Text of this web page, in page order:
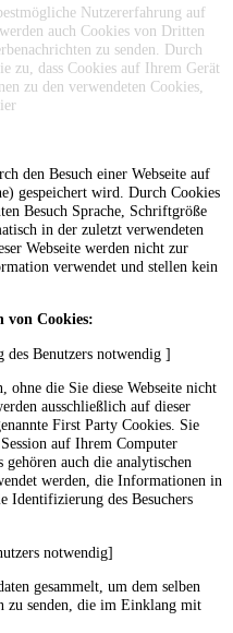
Nutzererfahrung auf
auch Cookies von Dritten
zu senden. Durch
zu, dass Cookies auf Ihrem Gerät
zu den verwendeten Cookies,
den Besuch einer Webseite auf
gespeichert wird. Durch Cookies
Besuch Sprache, Schriftgröße
in der zuletzt verwendeten
Webseite werden nicht zur
verwendet und stellen kein
von Cookies:
des Benutzers notwendig ]
ohne die Sie diese Webseite nicht
ausschließlich auf dieser
First Party Cookies. Sie
auf Ihrem Computer
auch die analytischen
werden, die Informationen in
Identifizierung des Besuchers
notwendig]
gesammelt, um dem selben
zu senden, die im Einklang mit